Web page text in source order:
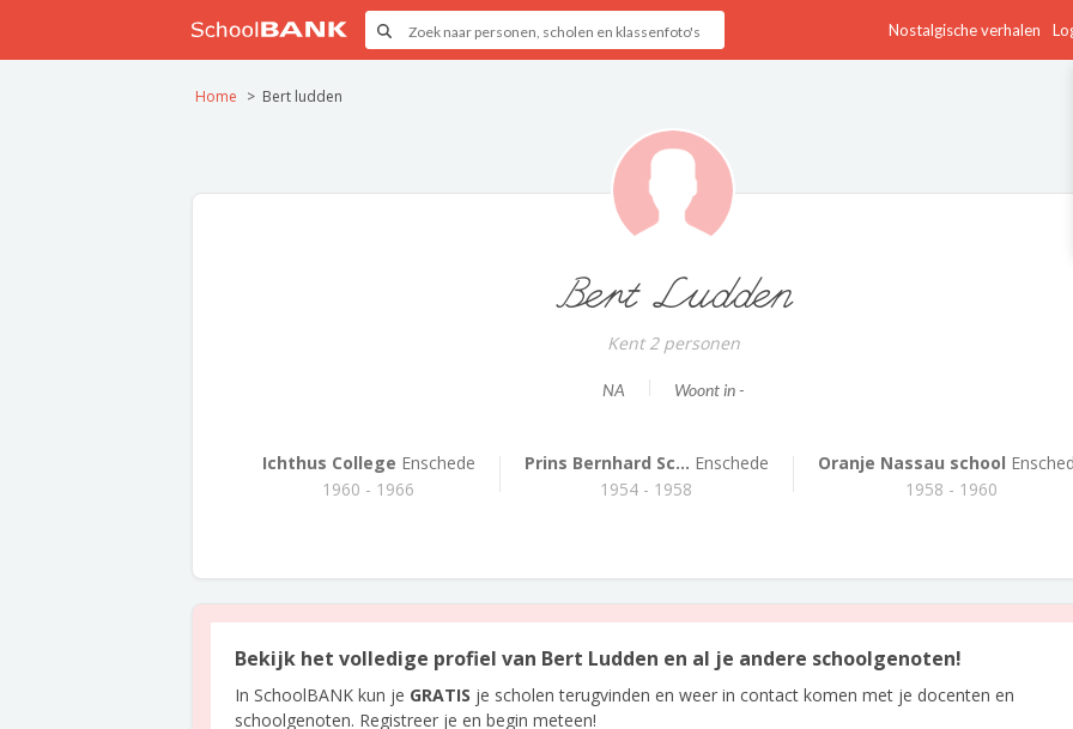
Nostalgische verhalen
Home Bert ludden
Bert Ludden
Kent 2 personen
NA Woont in -
Ichthus College Enschede
1960 - 1966
Prins Bernhard Sc... Enschede
1954 - 1958
Oranje Nassau school
1958 - 1960
Bekijk het volledige profiel van Bert Ludden en al je andere schoolgenoten!
In SchoolBANK kun je GRATIS je scholen terugvinden en weer in contact komen met je docenten en
schoolgenoten. Registreer je en begin meteen!